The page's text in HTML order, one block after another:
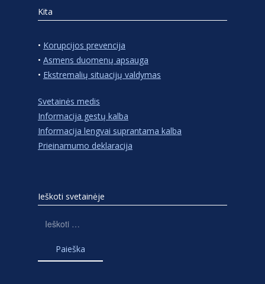
Kita
• Korupcijos prevencija
• Asmens duomenų apsauga
• Ekstremalių situacijų valdymas
Svetainės medis
Informacija gestų kalba
Informacija lengvai suprantama kalba
Prieinamumo deklaracija
Ieškoti svetainėje